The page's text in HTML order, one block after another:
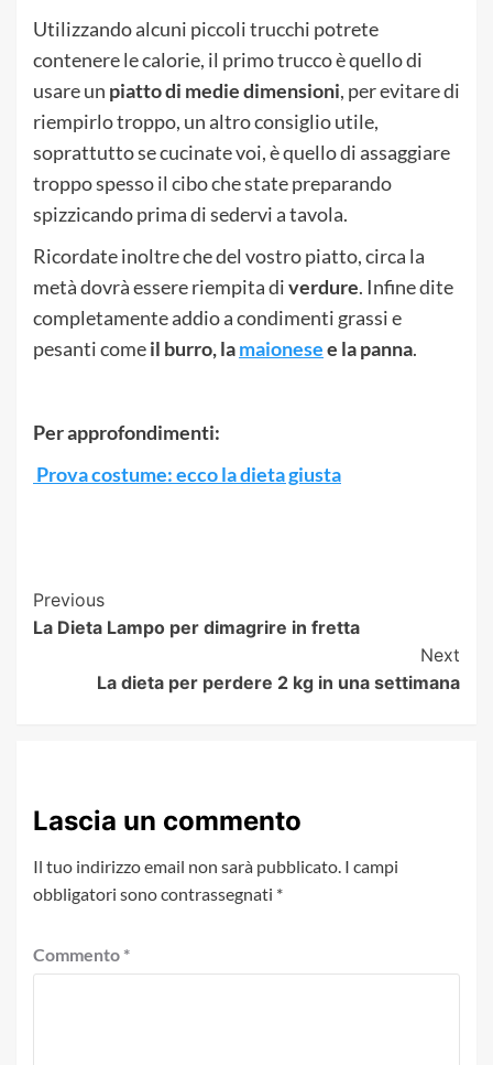
Utilizzando alcuni piccoli trucchi potrete
contenere le calorie, il primo trucco è quello di
usare un piatto di medie dimensioni, per evitare di
riempirlo troppo, un altro consiglio utile,
soprattutto se cucinate voi, è quello di assaggiare
troppo spesso il cibo che state preparando
spizzicando prima di sedervi a tavola.
Ricordate inoltre che del vostro piatto, circa la
metà dovrà essere riempita diverdure. Infine dite
completamente addio a condimenti grassi e
pesanti comeil burro, lamaionesee la panna.
Per approfondimenti:
Prova costume: ecco la dieta giusta
Post
Navigation
Previous
La Dieta Lampo per dimagrire in fretta
Next
La dieta per perdere 2 kg in una settimana
Lascia un commento
Il tuo indirizzo email non sarà pubblicato. I campi
obbligatori sono contrassegnati *
Commento *